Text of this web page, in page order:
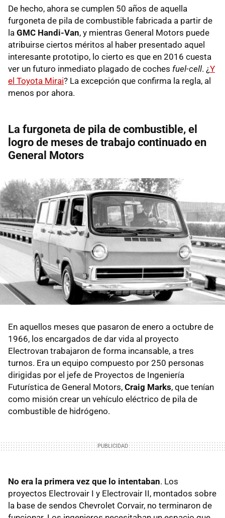
De hecho, ahora se cumplen 50 años de aquella
furgoneta de pila de combustible fabricada a partir de
la GMC Handi-Van, y mientras General Motors puede
atribuirse ciertos méritos al haber presentado aquel
interesante prototipo, lo cierto es que en 2016 cuesta
ver un futuro inmediato plagado de coches fuel-cell. ¿Y
el Toyota Mirai? La excepción que confirma la regla, al
menos por ahora.
La furgoneta de pila de combustible, el
logro de meses de trabajo continuado en
General Motors
En aquellos meses que pasaron de enero a octubre de
1966, los encargados de dar vida al proyecto
Electrovan trabajaron de forma incansable, a tres
turnos. Era un equipo compuesto por 250 personas
dirigidas por el jefe de Proyectos de Ingeniería
Futurística de General Motors, Craig Marks, que tenían
como misión crear un vehículo eléctrico de pila de
combustible de hidrógeno.
No era la primera vez que lo intentaban. Los
proyectos Electrovair I y Electrovair II, montados sobre
la base de sendos Chevrolet Corvair, no terminaron de